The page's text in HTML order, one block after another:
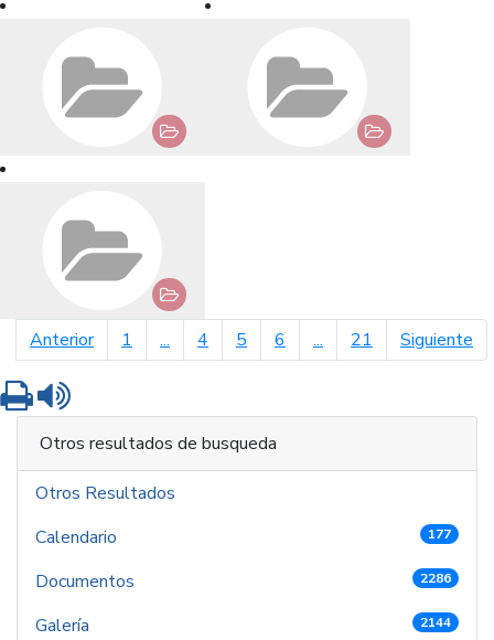
Anteriorpágina anterior
1 ... 4 5 6 ... 21 Siguiente
Imprimir
Otros resultados de busqueda
Otros Resultados
Calendario
177
Documentos 2286
Galería 2144